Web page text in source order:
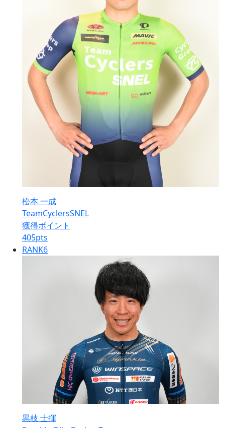
松本 一成
TeamCyclersSNEL
獲得ポイント
405pts
RANK6
黒枝 士揮